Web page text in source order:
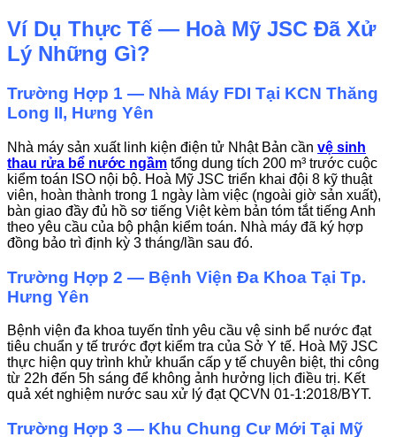
Ví Dụ Thực Tế — Hoà Mỹ JSC Đã Xử
Lý Những Gì?
Trường Hợp 1 — Nhà Máy FDI Tại KCN Thăng
Long II, Hưng Yên
Nhà máy sản xuất linh kiện điện tử Nhật Bản cần vệ sinh
thau rửa bể nước ngầm tổng dung tích 200 m³ trước cuộc
kiểm toán ISO nội bộ. Hoà Mỹ JSC triển khai đội 8 kỹ thuật
viên, hoàn thành trong 1 ngày làm việc (ngoài giờ sản xuất),
bàn giao đầy đủ hồ sơ tiếng Việt kèm bản tóm tắt tiếng Anh
theo yêu cầu của bộ phận kiểm toán. Nhà máy đã ký hợp
đồng bảo trì định kỳ 3 tháng/lần sau đó.
Trường Hợp 2 — Bệnh Viện Đa Khoa Tại Tp.
Hưng Yên
Bệnh viện đa khoa tuyến tỉnh yêu cầu vệ sinh bể nước đạt
tiêu chuẩn y tế trước đợt kiểm tra của Sở Y tế. Hoà Mỹ JSC
thực hiện quy trình khử khuẩn cấp y tế chuyên biệt, thi công
từ 22h đến 5h sáng để không ảnh hưởng lịch điều trị. Kết
quả xét nghiệm nước sau xử lý đạt QCVN 01-1:2018/BYT.
Trường Hợp 3 — Khu Chung Cư Mới Tại Mỹ